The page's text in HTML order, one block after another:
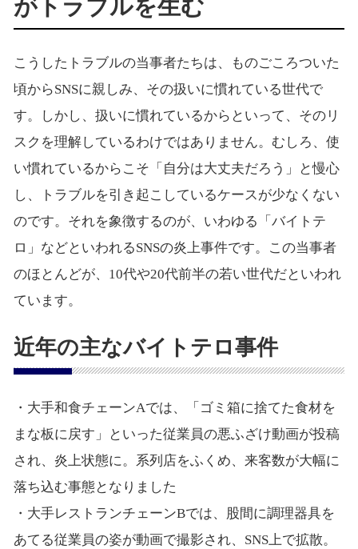
がトラブルを生む
こうしたトラブルの当事者たちは、ものごころついた
頃からSNSに親しみ、その扱いに慣れている世代で
す。しかし、扱いに慣れているからといって、そのリ
スクを理解しているわけではありません。むしろ、使
い慣れているからこそ「自分は大丈夫だろう」と慢心
し、トラブルを引き起こしているケースが少なくない
のです。それを象徴するのが、いわゆる「バイトテ
ロ」などといわれるSNSの炎上事件です。この当事者
のほとんどが、10代や20代前半の若い世代だといわれ
ています。
近年の主なバイトテロ事件
・大手和食チェーンAでは、「ゴミ箱に捨てた食材を
まな板に戻す」といった従業員の悪ふざけ動画が投稿
され、炎上状態に。系列店をふくめ、来客数が大幅に
落ち込む事態となりました
・大手レストランチェーンBでは、股間に調理器具を
あてる従業員の姿が動画で撮影され、SNS上で拡散。